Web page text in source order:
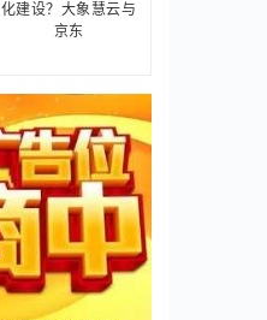
化建设？大象慧云与
京东